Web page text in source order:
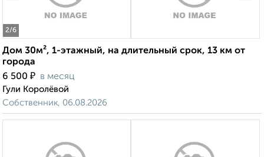
2/6
Дом 30м², 1-этажный, на длительный срок, 13 км от
города
6 500 ₽ в месяц
Гули Королёвой
Собственник, 06.08.2026